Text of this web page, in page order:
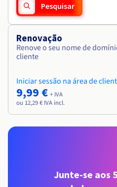
Pesquisar
Renovação
Renove o seu nome de
cliente
Iniciar sessão na área de
9,99 € + IVA
ou 12,29 € IVA incl.
Junte-se aos